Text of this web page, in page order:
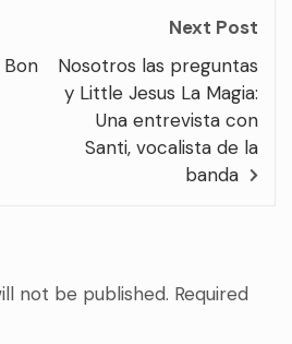
Bon
Next Post
Nosotros las preguntas
y Little Jesus La Magia:
Una entrevista con
Santi, vocalista de la
banda
not be published. Required